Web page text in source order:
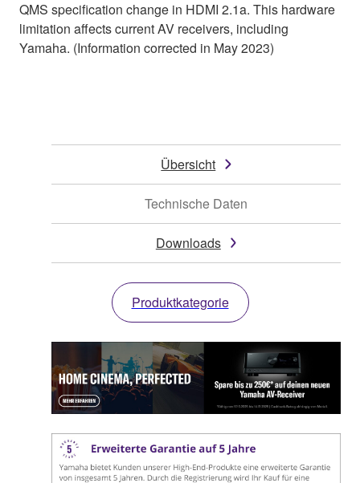
QMS specification change in HDMI 2.1a. This hardware
limitation affects current AV receivers, including
Yamaha. (Information corrected in May 2023)
Übersicht
Technische Daten
Downloads
Produktkategorie